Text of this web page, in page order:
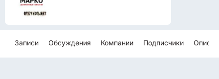
Записи Обсуждения Компании Подписчики